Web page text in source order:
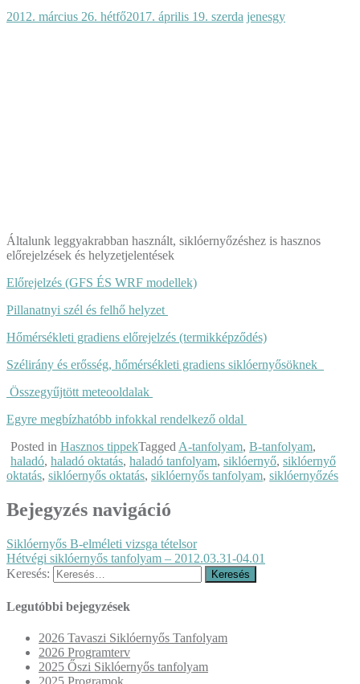
2012. március 26. hétfő2017. április 19. szerda jenesgy
Általunk leggyakrabban használt, siklóernyőzéshez is hasznos
előrejelzések és helyzetjelentések
Előrejelzés (GFS ÉS WRF modellek)
Pillanatnyi szél és felhő helyzet
Hőmérsékleti gradiens előrejelzés (termikképződés)
Szélirány és erősség, hőmérsékleti gradiens siklóernyősöknek
Összegyűjtött meteooldalak
Egyre megbízhatóbb infokkal rendelkező oldal
Posted in Hasznos tippekTagged A-tanfolyam, B-tanfolyam,
haladó, haladó oktatás, haladó tanfolyam, siklóernyő, siklóernyő
oktatás, siklóernyős oktatás, siklóernyős tanfolyam, siklóernyőzés
Bejegyzés navigáció
Siklóernyős B-elméleti vizsga tételsor
Hétvégi siklóernyős tanfolyam – 2012.03.31-04.01
Keresés:
Legutóbbi bejegyzések
2026 Tavaszi Siklóernyős Tanfolyam
2026 Programterv
2025 Őszi Siklóernyős tanfolyam